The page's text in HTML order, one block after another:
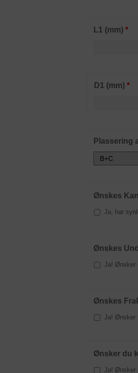
L1 (mm) *
D1 (mm) *
Plassering
Ønskes
Ja, har
Ønskes
Ja! Ønsker
Ønskes
Ja! Ønsker
Ønsker du
Ja! Ønsker